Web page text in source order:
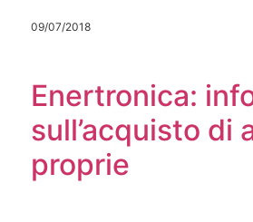
09/07/2018
Enertronica:
sull’acquisto di
proprie